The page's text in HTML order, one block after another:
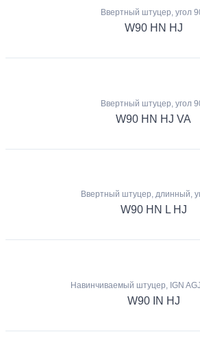
Ввертный штуцер, угол
W90 HN HJ
Ввертный штуцер, угол
W90 HN HJ VA
Ввертный штуцер, длинный,
W90 HN L HJ
Навинчиваемый штуцер, IGN
W90 IN HJ